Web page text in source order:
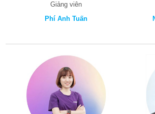
Giảng viên
Phí Anh Tuấn